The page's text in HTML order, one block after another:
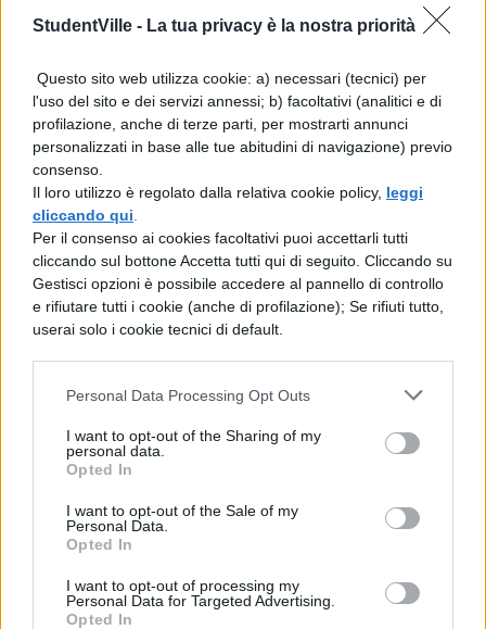
StudentVille - La tua privacy è la nostra priorità
Questo sito web utilizza cookie: a) necessari (tecnici) per
l'uso del sito e dei servizi annessi; b) facoltativi (analitici e di
profilazione, anche di terze parti, per mostrarti annunci
personalizzati in base alle tue abitudini di navigazione) previo
consenso.
Il loro utilizzo è regolato dalla relativa cookie policy, leggi
cliccando qui
Per il consenso ai cookies facoltativi puoi accettarli tutti
cliccando sul bottone Accetta tutti qui di seguito. Cliccando su
Gestisci opzioni è possibile accedere al pannello di controllo
e rifiutare tutti i cookie (anche di profilazione); Se rifiuti tutto,
userai solo i cookie tecnici di default.
Personal Data Processing Opt Outs
I want to opt-out of the Sharing of my
personal data.
Opted In
I want to opt-out of the Sale of my
Personal Data.
Opted In
I want to opt-out of processing my
Personal Data for Targeted Advertising.
Opted In
che diede luogo al saggio Questioni di
1957 e poi incluso, come parte iniziale, nella
Critica della ragion dialettica , pubblicata
nel 1960; in seguito Sartre pubblicò lo
scritto autobiografico Le parole (1963), che
gli valse il conferimento nel 1964 del
premio Nobel, da lui rifiutato, e una
imponente biografia di Flaubert, intitolata
L’idiota di famiglia (1971-1972). Sempre in
prima linea nel prendere posizione sui
problemi politici dell’epoca, Sartre si
schierò contro la politica francese in
Algeria, entrò a far parte del Tribunale
Russell sui crimini americani in Vietnam e
nel 1968 appoggiò il movimento
l’atteggiamento del partito comunista